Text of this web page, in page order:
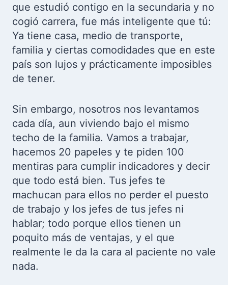
que estudió contigo en la secundaria y no
cogió carrera, fue más inteligente que tú:
Ya tiene casa, medio de transporte,
familia y ciertas comodidades que en este
país son lujos y prácticamente imposibles
de tener.
Sin embargo, nosotros nos levantamos
cada día, aun viviendo bajo el mismo
techo de la familia. Vamos a trabajar,
hacemos 20 papeles y te piden 100
mentiras para cumplir indicadores y decir
que todo está bien. Tus jefes te
machucan para ellos no perder el puesto
de trabajo y los jefes de tus jefes ni
hablar; todo porque ellos tienen un
poquito más de ventajas, y el que
realmente le da la cara al paciente no vale
nada.